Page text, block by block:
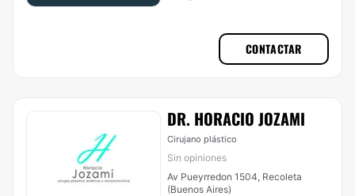
CONTACTAR
DR. HORACIO JOZAMI
Cirujano plástico
Sin opiniones
Av Pueyrredon 1504, Recoleta
(Buenos Aires)